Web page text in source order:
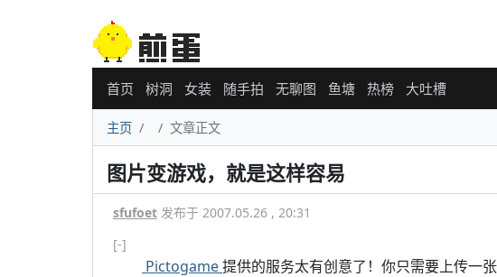
首页 树洞 女装 随手拍 无聊图 鱼塘 热榜 大吐槽
主页 文章正文
图片变游戏，就是这样容易
sfufoet 发布于 2007.05.26 , 20:31
[-]
Pictogame提供的服务太有创意了！你只需要上传一